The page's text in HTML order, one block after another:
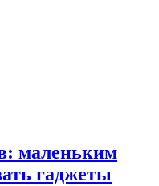
маленьким
гаджеты